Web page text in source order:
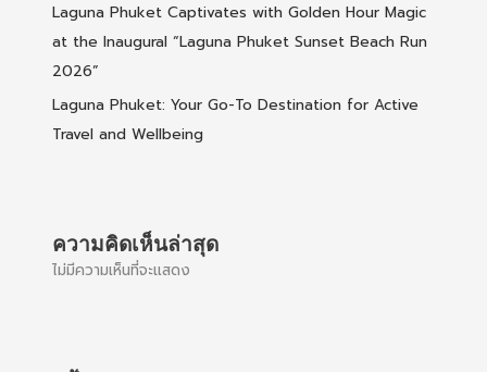
Laguna Phuket Captivates with Golden Hour Magic
at the Inaugural “Laguna Phuket Sunset Beach Run
2026”
Laguna Phuket: Your Go-To Destination for Active
Travel and Wellbeing
ความคิดเห็นล่าสุด
ไม่มีความเห็นที่จะแสดง